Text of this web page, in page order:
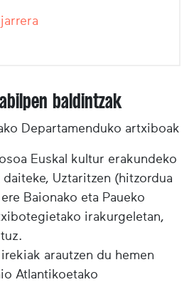
baldintzak
Departamenduko artxiboak
Euskal kultur erakundeko
Uztaritzen (hitzordua
Baionako eta Paueko
irakurgeletan,
arautzen du hemen
Atlantikoetako